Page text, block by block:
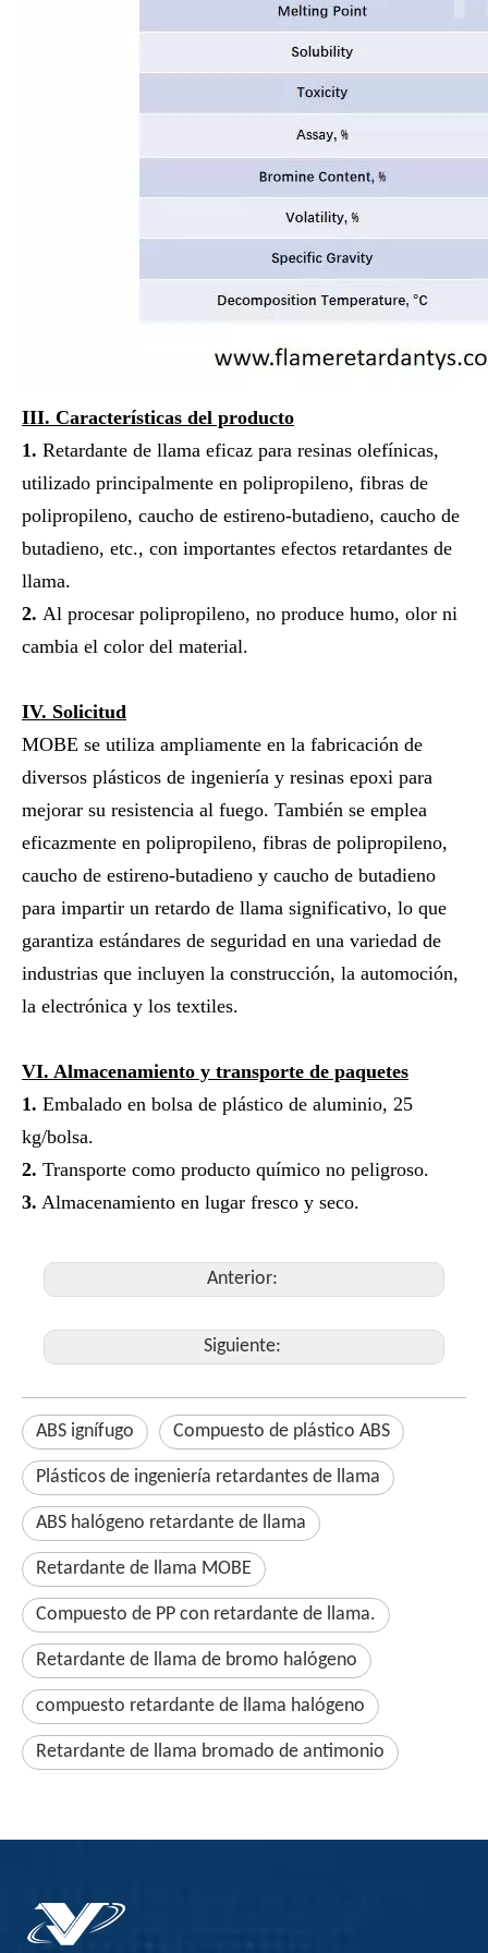
III. Características del producto
1. Retardante de llama eficaz para resinas olefínicas,
utilizado principalmente en polipropileno, fibras de
polipropileno, caucho de estireno-butadieno, caucho de
butadieno, etc., con importantes efectos retardantes de
llama.
2. Al procesar polipropileno, no produce humo, olor ni
cambia el color del material.
IV. Solicitud
MOBE se utiliza ampliamente en la fabricación de
diversos plásticos de ingeniería y resinas epoxi para
mejorar su resistencia al fuego. También se emplea
eficazmente en polipropileno, fibras de polipropileno,
caucho de estireno-butadieno y caucho de butadieno
para impartir un retardo de llama significativo, lo que
garantiza estándares de seguridad en una variedad de
industrias que incluyen la construcción, la automoción,
la electrónica y los textiles.
VI. Almacenamiento y transporte de paquetes
1. Embalado en bolsa de plástico de aluminio, 25
kg/bolsa.
2. Transporte como producto químico no peligroso.
3. Almacenamiento en lugar fresco y seco.
Anterior:
Siguiente:
ABS ignífugo Compuesto de plástico ABS
Plásticos de ingeniería retardantes de llama
ABS halógeno retardante de llama
Retardante de llama MOBE
Compuesto de PP con retardante de llama.
Retardante de llama de bromo halógeno
compuesto retardante de llama halógeno
Retardante de llama bromado de antimonio